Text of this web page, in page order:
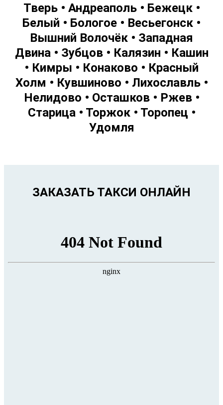
Тверь • Андреаполь • Бежецк •
Белый • Бологое • Весьегонск •
Вышний Волочёк • Западная
Двина • Зубцов • Калязин • Кашин
• Кимры • Конаково • Красный
Холм • Кувшиново • Лихославль •
Нелидово • Осташков • Ржев •
Старица • Торжок • Торопец •
Удомля
ЗАКАЗАТЬ ТАКСИ ОНЛАЙН